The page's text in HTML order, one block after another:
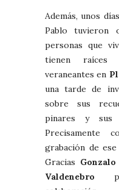
Además, unos
Pablo tuvieron
personas que
tienen raíces
veraneantes en
una tarde de
sobre sus
pinares y sus
Precisamente
grabación de
Gracias
Valdenebro